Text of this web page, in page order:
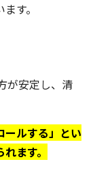
す。
が安定し、清
ールする」とい
ます。